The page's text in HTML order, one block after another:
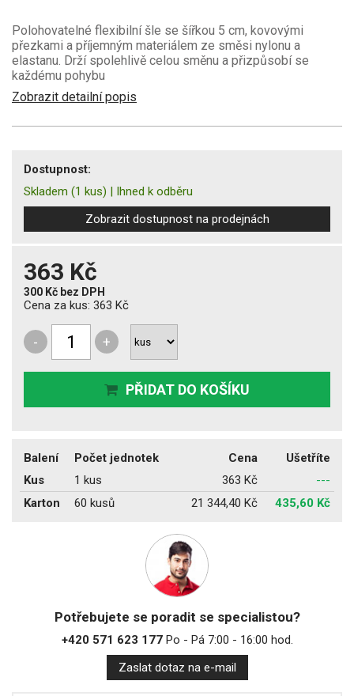
Polohovatelné flexibilní šle se šířkou 5 cm, kovovými
přezkami a příjemným materiálem ze směsi nylonu a
elastanu. Drží spolehlivě celou směnu a přizpůsobí se
každému pohybu
Zobrazit detailní popis
Dostupnost:
Skladem (1 kus) | Ihned k odběru
Zobrazit dostupnost na prodejnách
363 Kč
300 Kč bez DPH
Cena za kus: 363 Kč
- +
PŘIDAT DO KOŠÍKU
Balení Počet jednotek Cena
Ušetříte
Kus
1 kus 363 Kč
---
Karton
60 kusů 21 344,40 Kč 435,60 Kč
Potřebujete se poradit se specialistou?
+420 571 623 177Po - Pá 7:00 - 16:00 hod.
Zaslat dotaz na e-mail